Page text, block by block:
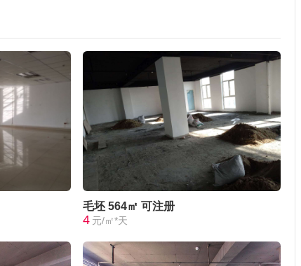
毛坯 564㎡ 可注册
4 元/㎡*天